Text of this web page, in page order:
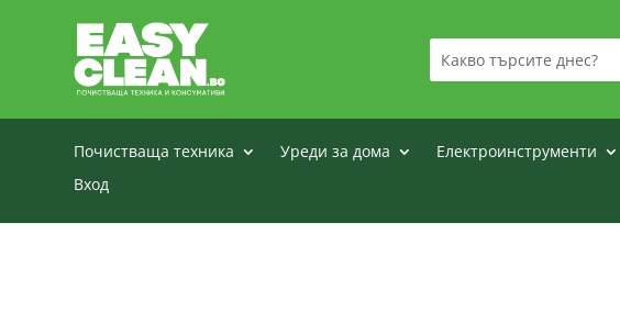
Почистваща техника Уреди за дома Електроинструменти
Вход